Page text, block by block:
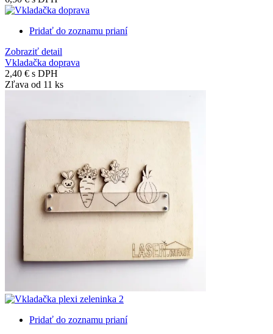
Pridať do zoznamu prianí
Zobraziť detail
Vkladačka doprava
2,40 € s DPH
Zľava od 11 ks
Pridať do zoznamu prianí